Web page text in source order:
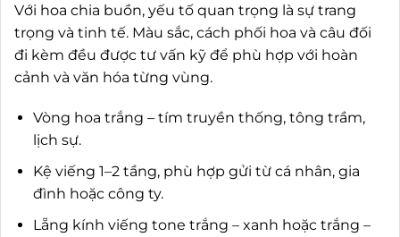
Với hoa chia buồn, yếu tố quan trọng là sự trang
trọng và tinh tế. Màu sắc, cách phối hoa và câu đối
đi kèm đều được tư vấn kỹ để phù hợp với hoàn
cảnh và văn hóa từng vùng.
Vòng hoa trắng – tím truyền thống, tông trầm,
lịch sự.
Kệ viếng 1–2 tầng, phù hợp gửi từ cá nhân, gia
đình hoặc công ty.
Lẵng kính viếng tone trắng – xanh hoặc trắng –